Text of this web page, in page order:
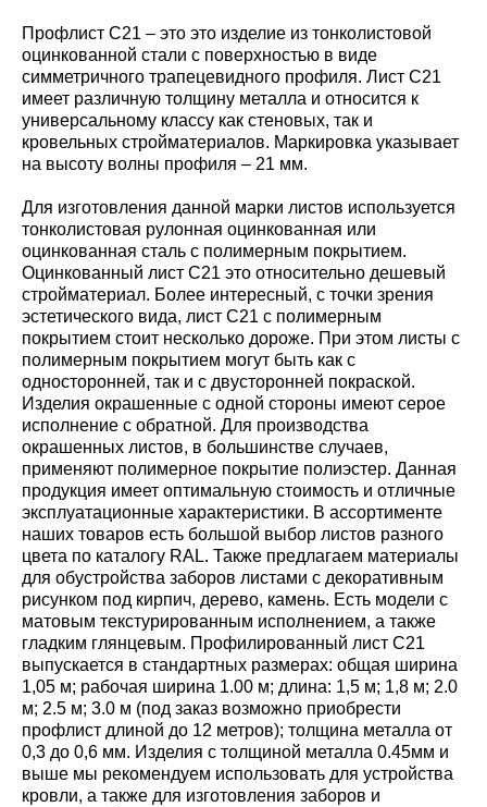
Профлист С21 – это это изделие из тонколистовой
оцинкованной стали с поверхностью в виде
симметричного трапецевидного профиля. Лист С21
имеет различную толщину металла и относится к
универсальному классу как стеновых, так и
кровельных стройматериалов. Маркировка указывает
на высоту волны профиля – 21 мм.
Для изготовления данной марки листов используется
тонколистовая рулонная оцинкованная или
оцинкованная сталь с полимерным покрытием.
Оцинкованный лист С21 это относительно дешевый
стройматериал. Более интересный, с точки зрения
эстетического вида, лист С21 с полимерным
покрытием стоит несколько дороже. При этом листы с
полимерным покрытием могут быть как с
односторонней, так и с двусторонней покраской.
Изделия окрашенные с одной стороны имеют серое
исполнение с обратной. Для производства
окрашенных листов, в большинстве случаев,
применяют полимерное покрытие полиэстер. Данная
продукция имеет оптимальную стоимость и отличные
эксплуатационные характеристики. В ассортименте
наших товаров есть большой выбор листов разного
цвета по каталогу RAL. Также предлагаем материалы
для обустройства заборов листами с декоративным
рисунком под кирпич, дерево, камень. Есть модели с
матовым текстурированным исполнением, а также
гладким глянцевым. Профилированный лист С21
выпускается в стандартных размерах: общая ширина
1,05 м; рабочая ширина 1.00 м; длина: 1,5 м; 1,8 м; 2.0
м; 2.5 м; 3.0 м (под заказ возможно приобрести
профлист длиной до 12 метров); толщина металла от
0,3 до 0,6 мм. Изделия с толщиной металла 0.45мм и
выше мы рекомендуем использовать для устройства
кровли, а также для изготовления заборов и